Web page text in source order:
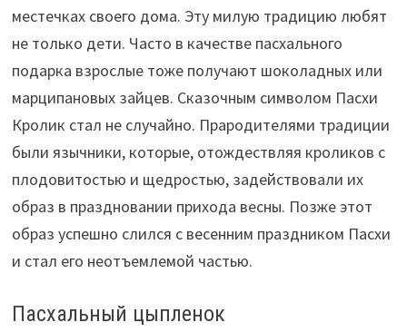
местечках своего дома. Эту милую традицию любят
не только дети. Часто в качестве пасхального
подарка взрослые тоже получают шоколадных или
марципановых зайцев. Сказочным символом Пасхи
Кролик стал не случайно. Прародителями традиции
были язычники, которые, отождествляя кроликов с
плодовитостью и щедростью, задействовали их
образ в праздновании прихода весны. Позже этот
образ успешно слился с весенним праздником Пасхи
и стал его неотъемлемой частью.
Пасхальный цыпленок